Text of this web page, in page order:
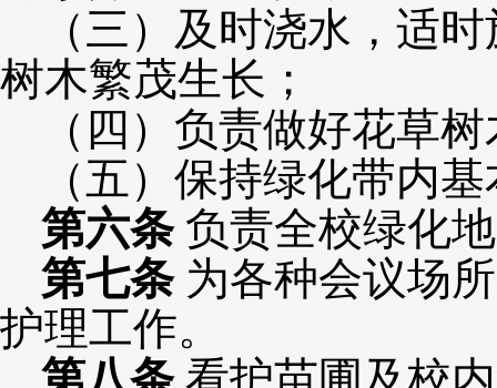
（三）及时浇水，适
树木繁茂生长；
（四）负责做好花草
（五）保持绿化带内
第六条 负责全校绿化
第七条 为各种会议场
护理工作。